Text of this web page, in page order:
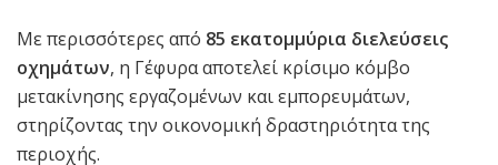
Με περισσότερες από 85 εκατομμύρια διελεύσεις
οχημάτων, η Γέφυρα αποτελεί κρίσιμο κόμβο
μετακίνησης εργαζομένων και εμπορευμάτων,
στηρίζοντας την οικονομική δραστηριότητα της
περιοχής.